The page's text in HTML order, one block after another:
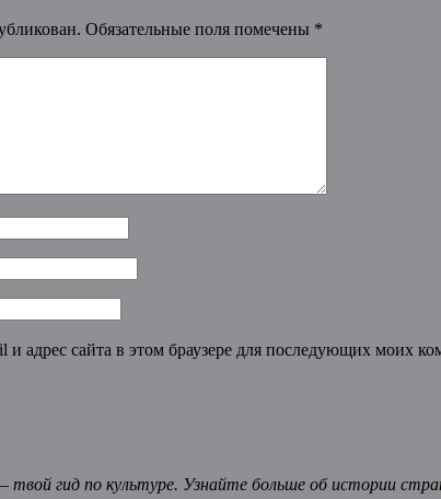
Обязательные поля помечены *
и адрес сайта в этом браузере для последующих моих
гид по культуре. Узнайте больше об истории